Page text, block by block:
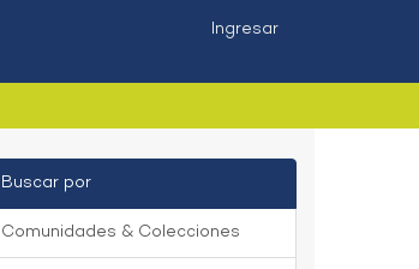
Ingresar
Buscar por
Comunidades & Colecciones